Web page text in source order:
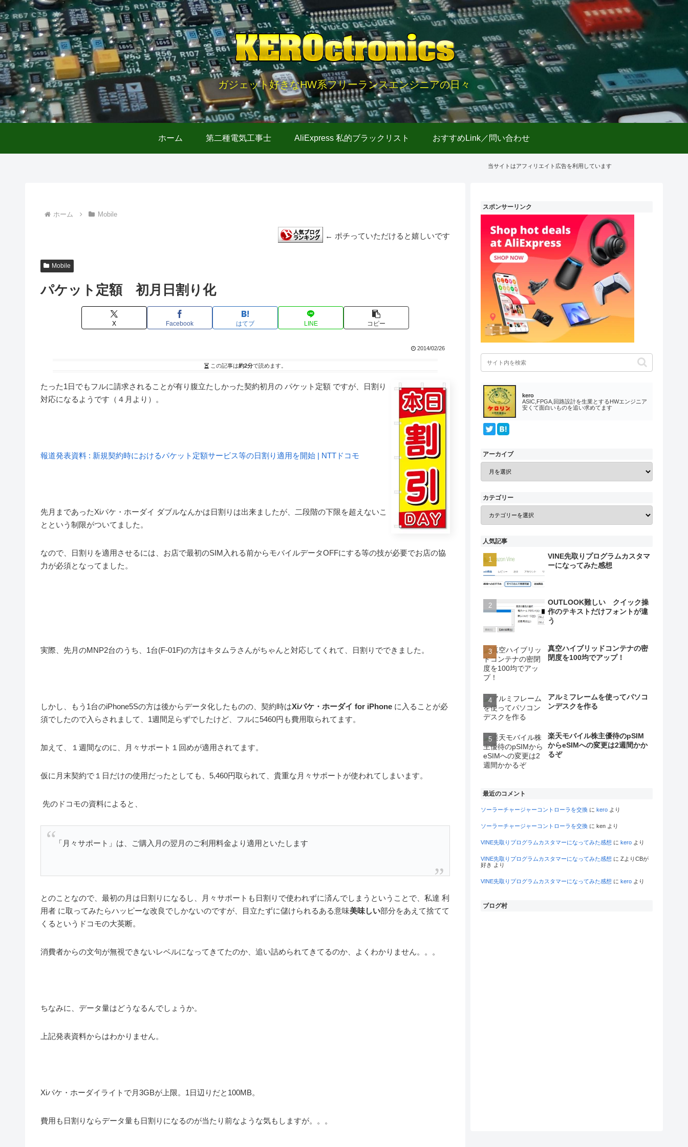
ガジェット好きなHW系フリーランスエンジニアの日々
ホーム 第二種電気工事士 AliExpress 私的ブラックリスト おすすめLink／問い合わせ
当サイトはアフィリエイト広告を利用しています
ホーム Mobile
← ポチっていただけると嬉しいです
Mobile
パケット定額 初月日割り化
X Facebook はてブ LINE コピー
2014/02/26
この記事は約2分で読めます。
たった1日でもフルに請求されることが有り腹立たしかった契約初月の パケット定額 ですが、日割り
対応になるようです（４月より）。
報道発表資料 : 新規契約時におけるパケット定額サービス等の日割り適用を開始 | NTTドコモ
先月まであったXiパケ・ホーダイ ダブルなんかは日割りは出来ましたが、二段階の下限を超えないこ
とという制限がついてました。
なので、日割りを適用させるには、お店で最初のSIM入れる前からモバイルデータOFFにする等の技が必要でお店の協
力が必須となってました。
実際、先月のMNP2台のうち、1台(F-01F)の方はキタムラさんがちゃんと対応してくれて、日割りでできました。
しかし、もう1台のiPhone5Sの方は後からデータ化したものの、契約時はXiパケ・ホーダイ for iPhone に入ることが必
須でしたので入らされまして、1週間足らずでしたけど、フルに5460円も費用取られてます。
加えて、１週間なのに、月々サポート１回めが適用されてます。
仮に月末契約で１日だけの使用だったとしても、5,460円取られて、貴重な月々サポートが使われてしまいます。
先のドコモの資料によると、
「月々サポート」は、ご購入月の翌月のご利用料金より適用といたします
とのことなので、最初の月は日割りになるし、月々サポートも日割りで使われずに済んでしまうということで、私達 利
用者 に取ってみたらハッピーな改良でしかないのですが、目立たずに儲けられるある意味美味しい部分をあえて捨てて
くるというドコモの大英断。
消費者からの文句が無視できないレベルになってきてたのか、追い詰められてきてるのか、よくわかりません。。。
ちなみに、データ量はどうなるんでしょうか。
上記発表資料からはわかりません。
Xiパケ・ホーダイライトで月3GBが上限。1日辺りだと100MB。
費用も日割りならデータ量も日割りになるのが当たり前なような気もしますが。。。
スポンサーリンク
kero
ASIC,FPGA,回路設計を生業とするHWエンジニア
安くて面白いものを追い求めてます
アーカイブ
カテゴリー
人気記事
VINE先取りプログラムカスタマ
ーになってみた感想
OUTLOOK難しい クイック操
作のテキストだけフォントが違
う
真空ハイブリッドコンテナの密
閉度を100均でアップ！
アルミフレームを使ってパソコ
ンデスクを作る
楽天モバイル株主優待のpSIM
からeSIMへの変更は2週間かか
るぞ
最近のコメント
ソーラーチャージャーコントローラを交換 に kero より
ソーラーチャージャーコントローラを交換 に ken より
VINE先取りプログラムカスタマーになってみた感想 に kero より
VINE先取りプログラムカスタマーになってみた感想 に ZよりCBが
好き より
VINE先取りプログラムカスタマーになってみた感想 に kero より
ブログ村